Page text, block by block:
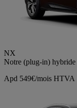
NX
Notre (plug-in) hybride
Apd 549€/mois HTVA